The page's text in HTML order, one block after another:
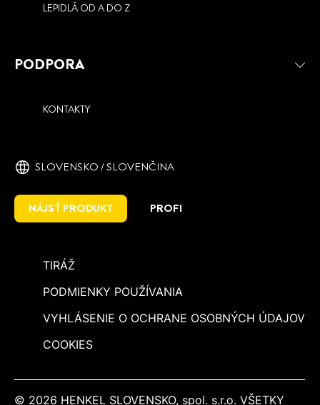
LEPIDLÁ OD A DO Z
PODPORA
KONTAKTY
SLOVENSKO / SLOVENČINA
NÁJSŤ PRODUKT PROFI
TIRÁŽ
PODMIENKY POUŽÍVANIA
VYHLÁSENIE O OCHRANE OSOBNÝCH ÚDAJOV
COOKIES
© 2026 HENKEL SLOVENSKO, spol. s.r.o. VŠETKY